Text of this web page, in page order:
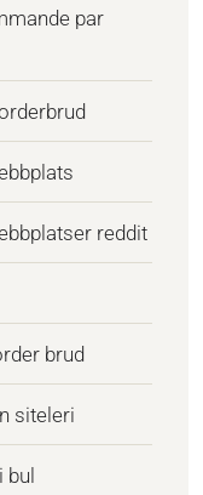
par
reddit
brud
siteleri
bul